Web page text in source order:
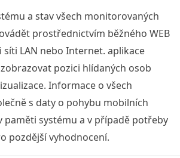
a stav všech monitorovaných
prostřednictvím běžného WEB
síti LAN nebo Internet. aplikace
pozici hlídaných osob
Informace o všech
s daty o pohybu mobilních
paměti systému a v případě potřeby
pozdější vyhodnocení.